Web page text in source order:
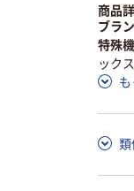
商品
ブラ
特殊
ック
も
類